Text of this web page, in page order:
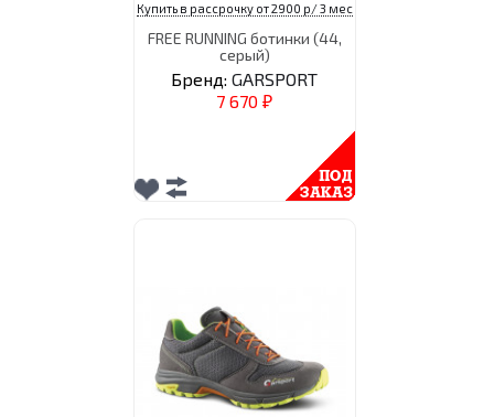
Купить в рассрочку от 2900 р/ 3 мес
FREE RUNNING ботинки (44,
серый)
Бренд: GARSPORT
7 670 ₽